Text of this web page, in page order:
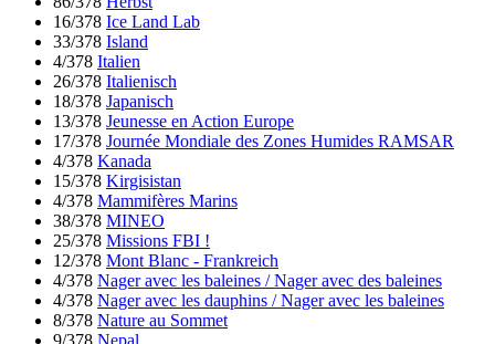
16/378 Ice Land Lab
33/378 Island
4/378 Italien
26/378 Italienisch
18/378 Japanisch
13/378 Jeunesse en Action Europe
17/378 Journée Mondiale des Zones Humides RAMSAR
4/378 Kanada
15/378 Kirgisistan
4/378 Mammifères Marins
38/378 MINEO
25/378 Missions FBI !
12/378 Mont Blanc - Frankreich
4/378 Nager avec les baleines / Nager avec des baleines
4/378 Nager avec les dauphins / Nager avec les baleines
8/378 Nature au Sommet
9/378 Nepal